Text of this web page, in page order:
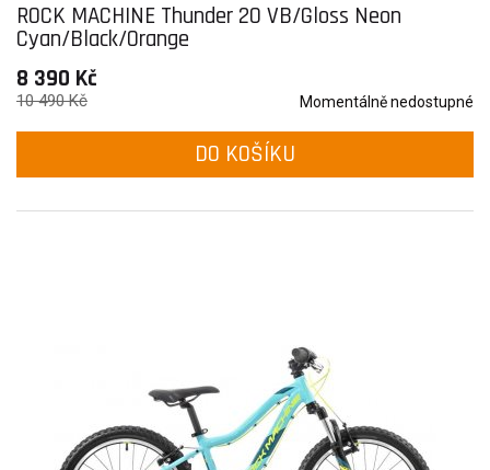
ROCK MACHINE Thunder 20 VB/Gloss Neon
Cyan/Black/Orange
8 390 Kč
Momentálně nedostupné
10 490 Kč
DO KOŠÍKU